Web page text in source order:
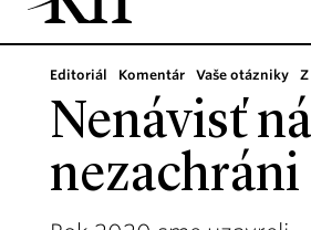
Editoriál Komentár Vaše otázniky
Nenávisť
nezachráni